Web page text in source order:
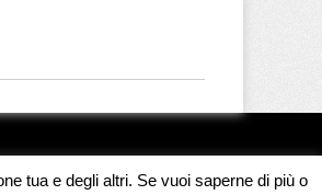
tua e degli altri. Se vuoi saperne di più o